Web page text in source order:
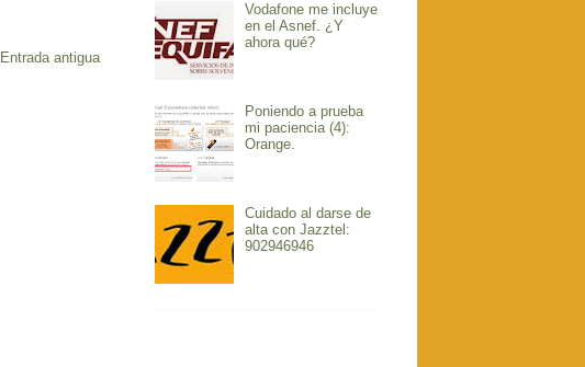
Entrada antigua
Vodafone me incluye
en el Asnef. ¿Y
ahora qué?
Poniendo a prueba
mi paciencia (4):
Orange.
Cuidado al darse de
alta con Jazztel:
902946946